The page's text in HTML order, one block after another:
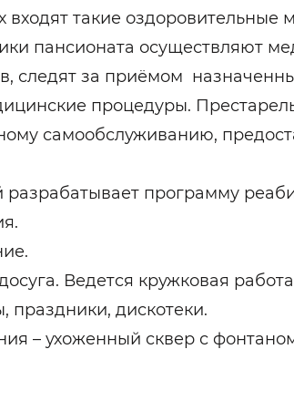
такие оздоровительные
пансионата осуществляют
следят за приёмом
процедуры.
самообслуживанию,
разрабатывает программу
Ведется кружковая
дискотеки.
– ухоженный сквер с